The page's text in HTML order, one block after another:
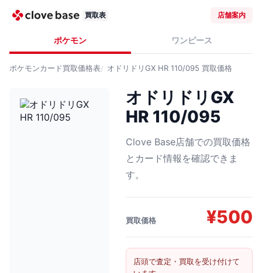
買取表 店舗案内
ポケモン ワンピース
ポケモンカード買取価格表 オドリドリGX HR 110/095 買取価格
オドリドリGX
HR 110/095
Clove Base店舗での買取価格
とカード情報を確認できま
す。
買取価格 ¥500
店頭で査定・買取を受け付けて